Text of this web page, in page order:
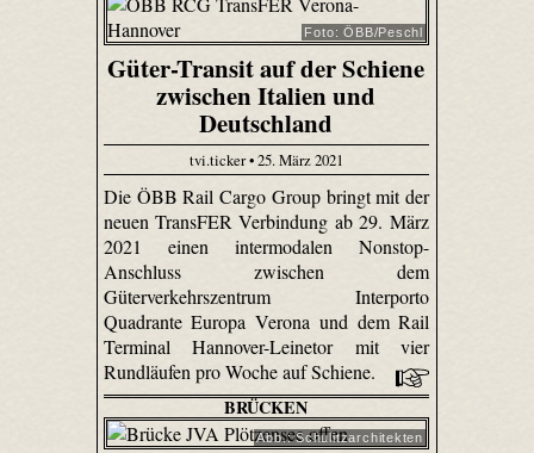
Foto: ÖBB/Peschl
Güter-Transit auf der Schiene
zwischen Italien und
Deutschland
tvi.ticker • 25. März 2021
Die ÖBB Rail Cargo Group bringt mit der
neuen TransFER Verbindung ab 29. März
2021 einen intermodalen Nonstop-
Anschluss zwischen dem
Güterverkehrszentrum Interporto
Quadrante Europa Verona und dem Rail
Terminal Hannover-Leinetor mit vier
Rundläufen pro Woche auf Schiene.
BRÜCKEN
Abb.: Schulitzarchitekten